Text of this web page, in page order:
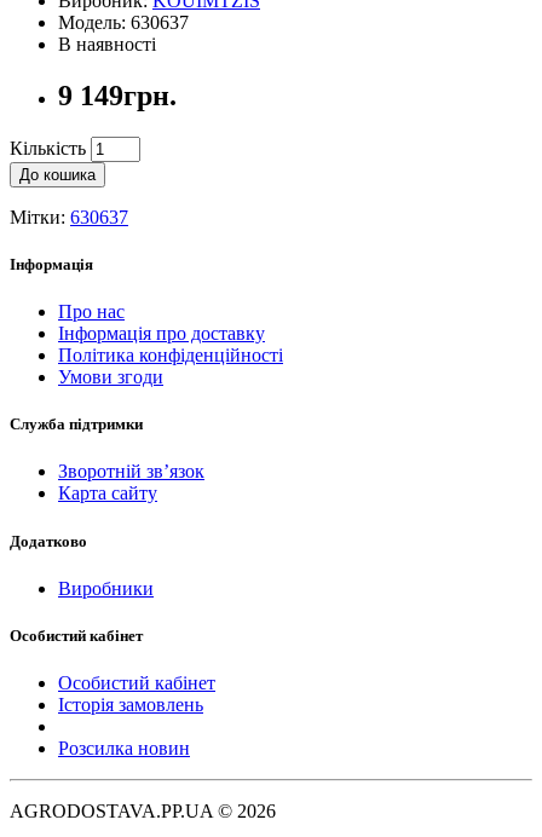
Модель: 630637
В наявності
9 149грн.
Кількість
До кошика
Мітки: 630637
Інформація
Про нас
Інформація про доставку
Політика конфіденційності
Умови згоди
Служба підтримки
Зворотній зв’язок
Карта сайту
Додатково
Виробники
Особистий кабінет
Особистий кабінет
Історія замовлень
Розсилка новин
AGRODOSTAVA.PP.UA © 2026